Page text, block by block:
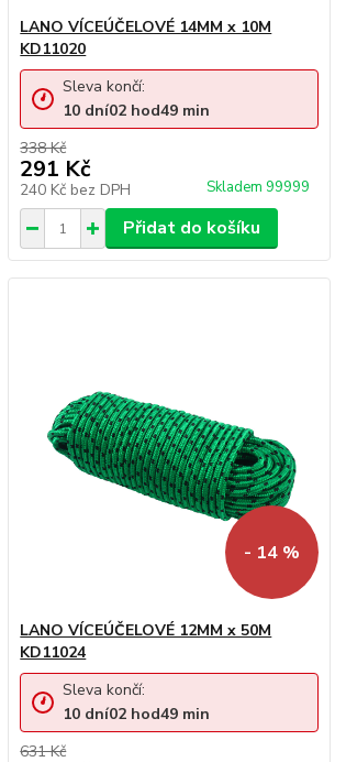
LANO VÍCEÚČELOVÉ 14MM x 10M
KD11020
338 Kč
291 Kč
240 Kč bez DPH Skladem 99999
Sleva končí:
10 dní02 hod49 min
Přidat do košíku
- 14 %
LANO VÍCEÚČELOVÉ 12MM x 50M
KD11024
631 Kč
Sleva končí:
10 dní02 hod49 min